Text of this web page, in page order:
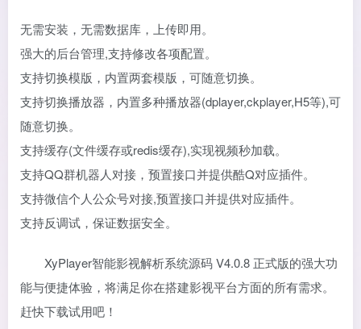
无需安装，无需数据库，上传即用。
强大的后台管理,支持修改各项配置。
支持切换模版，内置两套模版，可随意切换。
支持切换播放器，内置多种播放器(dplayer,ckplayer,H5等),可
随意切换。
支持缓存(文件缓存或redis缓存),实现视频秒加载。
支持QQ群机器人对接，预置接口并提供酷Q对应插件。
支持微信个人公众号对接,预置接口并提供对应插件。
支持反调试，保证数据安全。
XyPlayer智能影视解析系统源码 V4.0.8 正式版的强大功
能与便捷体验，将满足你在搭建影视平台方面的所有需求。
赶快下载试用吧！